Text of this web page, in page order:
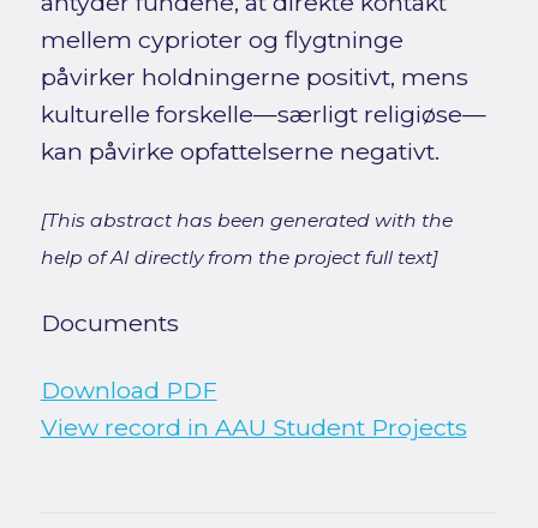
mellem cyprioter og flygtninge
påvirker holdningerne positivt, mens
kulturelle forskelle—særligt religiøse—
kan påvirke opfattelserne negativt.
[This abstract has been generated with the
help of AI directly from the project full text]
Documents
Download PDF
View record in AAU Student Projects